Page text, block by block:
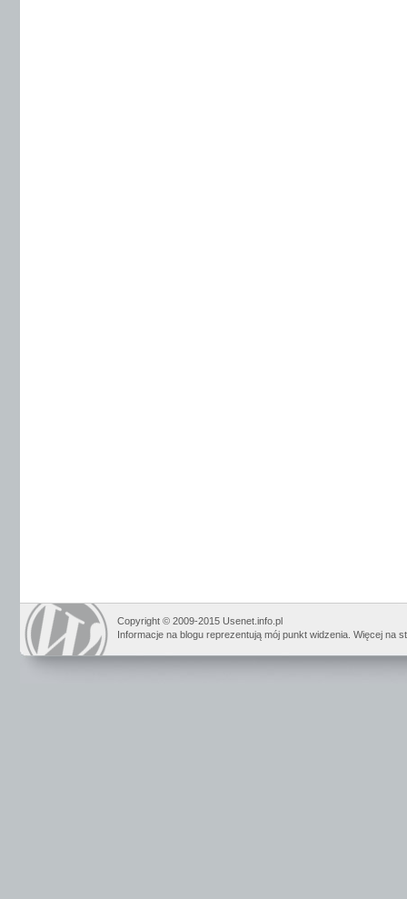
Copyright © 2009-2015 Usenet.info.pl
Informacje na blogu reprezentują mój punkt widzenia. Więcej na